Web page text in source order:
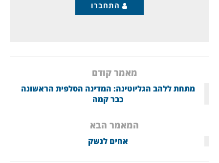
התחברו
מאמר קודם
מתחת ללהב הגליוטינה: המדינה הסלפית הראשונה
כבר קמה
המאמר הבא
אחים לנשק